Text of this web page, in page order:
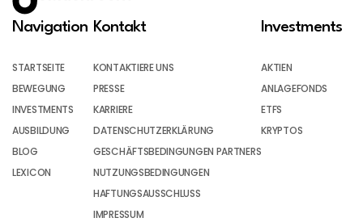
Navigation
STARTSEITE
BEWEGUNG
INVESTMENTS
AUSBILDUNG
BLOG
LEXICON
Kontakt
KONTAKTIERE UNS
PRESSE
KARRIERE
DATENSCHUTZERKLÄRUNG
GESCHÄFTSBEDINGUNGEN PARTNERS
NUTZUNGSBEDINGUNGEN
HAFTUNGSAUSSCHLUSS
IMPRESSUM
Investments
AKTIEN
ANLAGEFONDS
ETFS
KRYPTOS